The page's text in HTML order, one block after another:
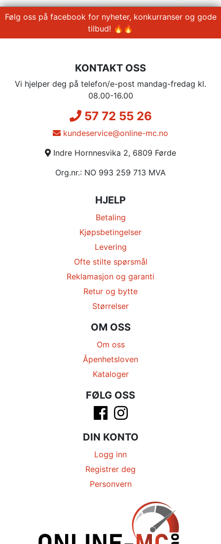
Følg oss på facebook for nyheter, konkurranser og gode
tilbud! 🔥🔥
KONTAKT OSS
Vi hjelper deg på telefon/e-post mandag-fredag kl.
08.00-16.00
57 72 55 26
kundeservice@online-mc.no
Indre Hornnesvika 2, 6809 Førde
Org.nr.: NO 993 259 713 MVA
HJELP
Betaling
Kjøpsbetingelser
Levering
Ofte stilte spørsmål
Reklamasjon og garanti
Retur og bytte
Størrelser
OM OSS
Om oss
Åpenhetsloven
Kataloger
FØLG OSS
DIN KONTO
Logg inn
Registrer deg
Personvern